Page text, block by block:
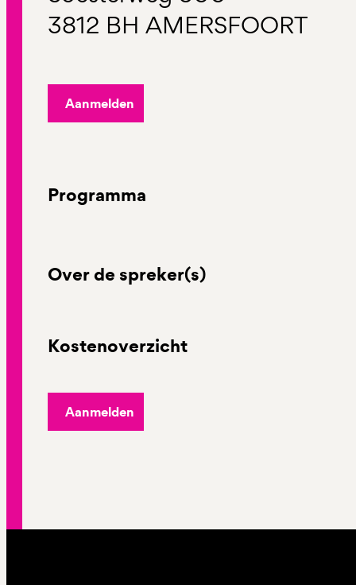
3812 BH AMERSFOORT
Aanmelden
Programma
Over de spreker(s)
Kostenoverzicht
Aanmelden